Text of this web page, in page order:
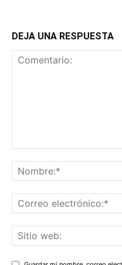
DEJA UNA RESPUESTA